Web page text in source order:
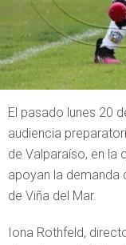
El pasado lunes 20
audiencia
de Valparaíso, en la
apoyan la demanda
de Viña del Mar.
Iona Rothfeld,